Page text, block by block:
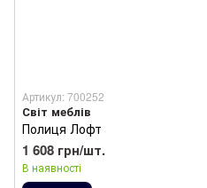
Артикул: 700252
Світ меблів
Полиця Лофт
1 608 грн/шт.
В наявності